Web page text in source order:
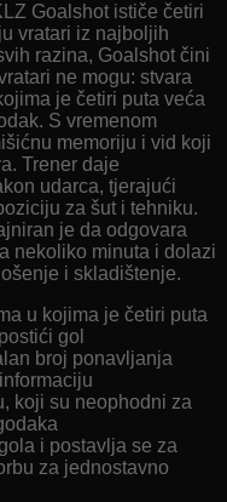
Goalshot ističe četiri
vratari iz najboljih
razina, Goalshot čini
ne mogu: stvara
je četiri puta veća
S vremenom
memoriju i vid koji
Trener daje
udarca, tjerajući
za šut i tehniku.
je da odgovara
nekoliko minuta i dolazi
i skladištenje.
u kojima je četiri puta
gol
broj ponavljanja
koji su neophodni za
i postavlja se za
za jednostavno